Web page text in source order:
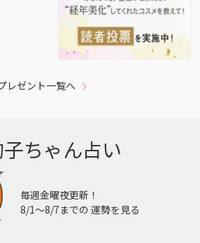
レゼント一覧へ
ちゃん占い
毎週金曜夜更新！
8/1〜8/7までの 運勢を見る